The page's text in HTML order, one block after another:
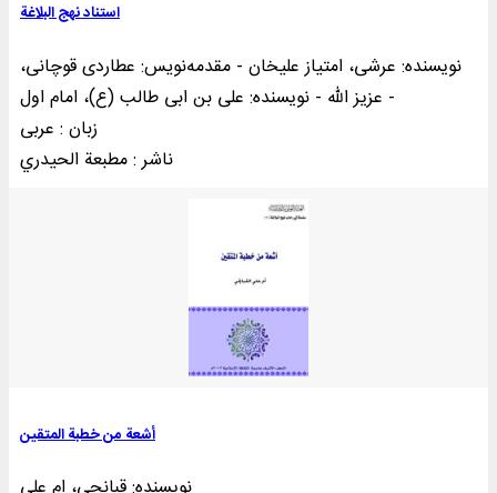
استناد نهج البلاغة
نویسنده: عرشی، امتیاز علیخان - مقدمه‌نويس: عطاردی قوچانی،
عزیز الله - نویسنده: علی بن ابی طالب (ع)، امام اول -
زبان : عربی
ناشر : مطبعة الحيدري
أشعة من خطبة المتقین